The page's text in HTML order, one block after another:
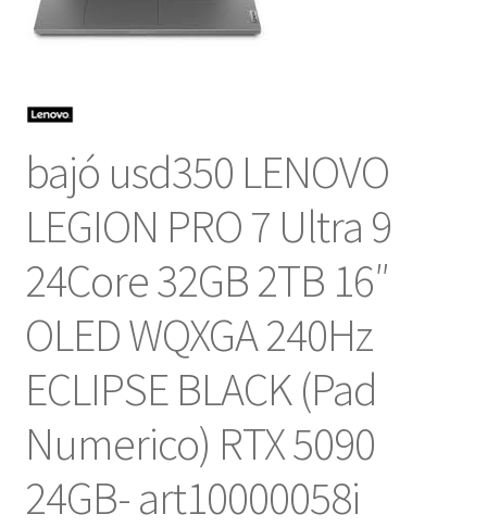
bajó usd350 LENOVO
LEGION PRO 7 Ultra 9
24Core 32GB 2TB 16″
OLED WQXGA 240Hz
ECLIPSE BLACK (Pad
Numerico) RTX 5090
24GB- art10000058i